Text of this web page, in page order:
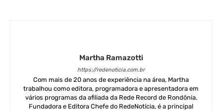
Martha Ramazotti
https://redenoticia.com.br
Com mais de 20 anos de experiência na área, Martha
trabalhou como editora, programadora e apresentadora em
vários programas da afiliada da Rede Record de Rondônia.
Fundadora e Editora Chefe do RedeNotícia, é a principal